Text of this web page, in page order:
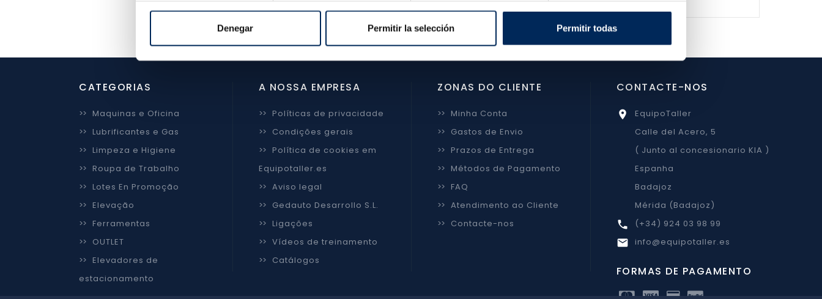
Denegar Permitir la selección Permitir todas
Mostrando 1-2 de um total de 2 artigo(s)
CATEGORIAS
>> Maquinas e Oficina
>> Lubrificantes e Gas
>> Limpeza e Higiene
>> Roupa de Trabalho
>> Lotes En Promoção
>> Elevação
>> Ferramentas
>> OUTLET
>> Elevadores de
estacionamento
A NOSSA EMPRESA
>> Políticas de privacidade
>> Condições gerais
>> Política de cookies em
Equipotaller.es
>> Aviso legal
>> Gedauto Desarrollo S.L.
>> Ligações
>> Vídeos de treinamento
>> Catálogos
ZONAS DO CLIENTE
>> Minha Conta
>> Gastos de Envio
>> Prazos de Entrega
>> Métodos de Pagamento
>> FAQ
>> Atendimento ao Cliente
>> Contacte-nos
CONTACTE-NOS

EquipoTaller
Calle del Acero, 5
( Junto al concesionario KIA )
Espanha
Badajoz
Mérida (Badajoz)
 (+34) 924 03 98 99
 info@equipotaller.es
FORMAS DE PAGAMENTO